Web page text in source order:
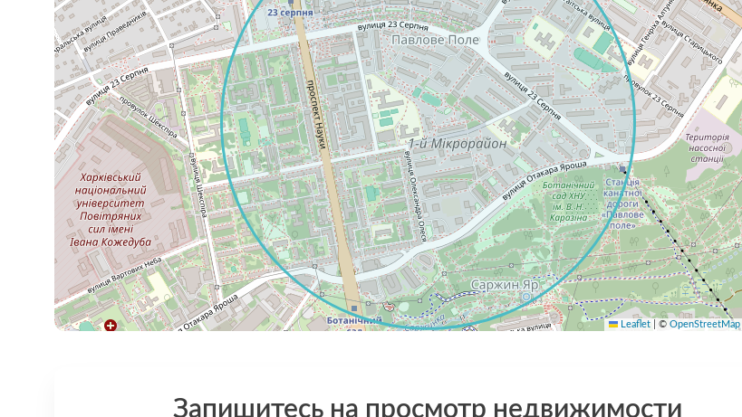
Leaflet © OpenStreetMap
Запишитесь на просмотр недвижимости